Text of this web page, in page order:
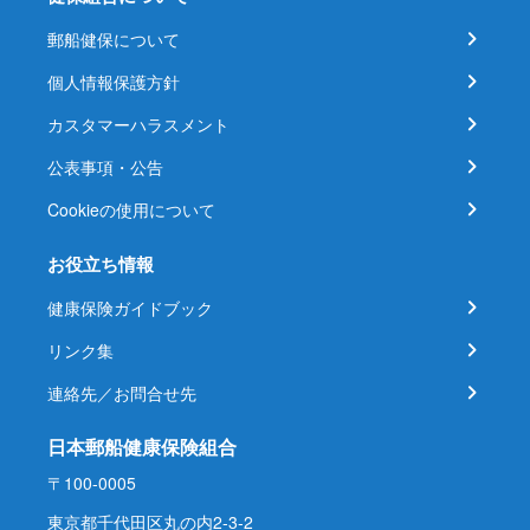
郵船健保について
個人情報保護方針
カスタマーハラスメント
公表事項・公告
Cookieの使用について
お役立ち情報
健康保険ガイドブック
リンク集
連絡先／お問合せ先
日本郵船健康保険組合
〒100-0005
東京都千代田区丸の内2-3-2